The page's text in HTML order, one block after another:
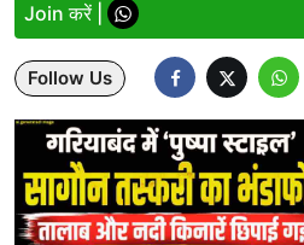
Lifestyle
Health
Development
Career
Join करें |
Follow Us